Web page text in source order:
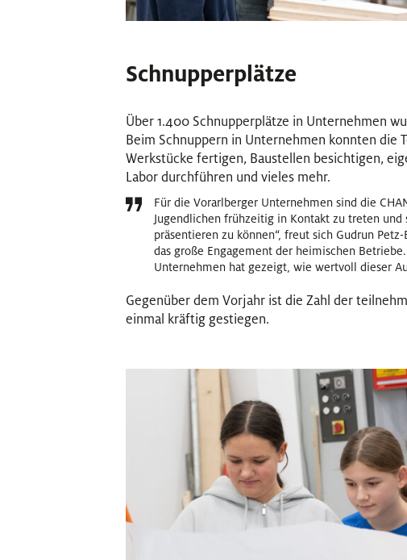
Schnupperplätze
Über 1.400 Schnupperplätze in Unternehmen
Beim Schnuppern in Unternehmen konnten die
Werkstücke fertigen, Baustellen besichtigen,
Labor durchführen und vieles mehr.
Für die Vorarlberger Unternehmen sind die
Jugendlichen frühzeitig in Kontakt zu treten
präsentieren zu können“, freut sich Gudrun
das große Engagement der heimischen
Unternehmen hat gezeigt, wie wertvoll dieser
Gegenüber dem Vorjahr ist die Zahl der
einmal kräftig gestiegen.